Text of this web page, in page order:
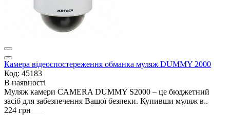
Камера відеоспостереження обманка муляж DUMMY 2000
Код: 45183
В наявності
Муляж камери CAMERA DUMMY S2000 – це бюджетний
засіб для забезпечення Вашої безпеки. Купивши муляж в..
224 грн